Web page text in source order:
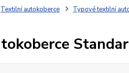
Textilní autokoberce Typové textilní